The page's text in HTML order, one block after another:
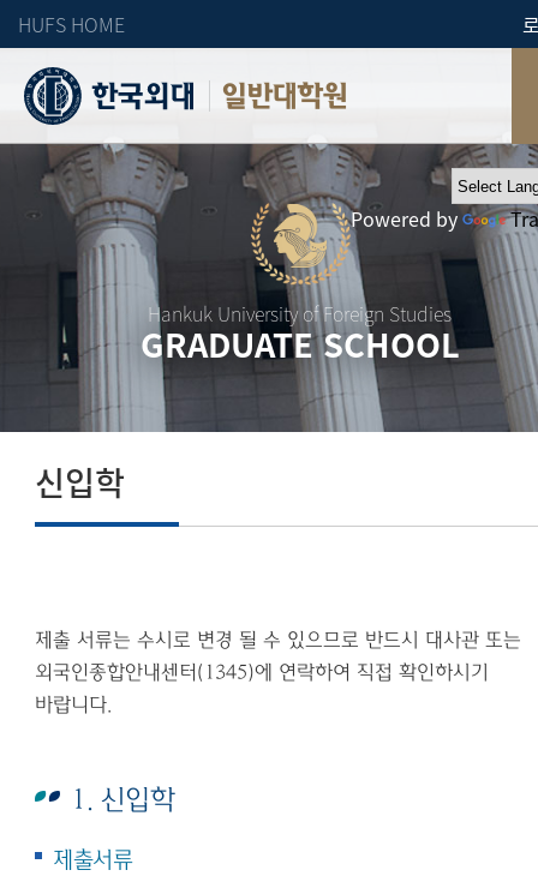
HUFS HOME
일반대학원
Hankuk University of Foreign Studies
GRADUATE SCHOOL
Powered by
신입학
제출 서류는 수시로 변경 될 수 있으므로 반드시 대사관 또는
외국인종합안내센터(1345)에 연락하여 직접 확인하시기
바랍니다.
1. 신입학
제출서류